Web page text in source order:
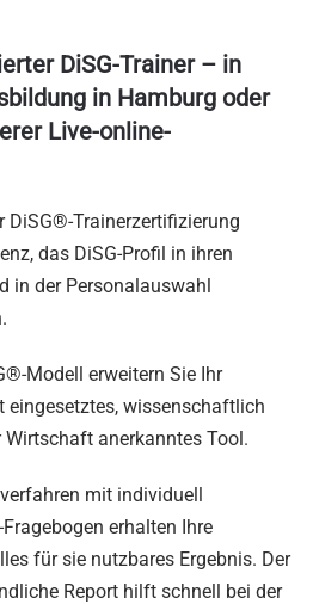
DiSG-Trainer – in
in Hamburg oder
Live-online-
DiSG®-Trainerzertifizierung
das DiSG-Profil in ihren
in der Personalauswahl
Modell erweitern Sie Ihr
wissenschaftlich
anerkanntes Tool.
mit individuell
erhalten Ihre
für sie nutzbares Ergebnis. Der
Report hilft schnell bei der